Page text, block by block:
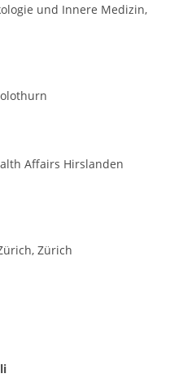
und Innere Medizin,
Affairs Hirslanden
Zürich